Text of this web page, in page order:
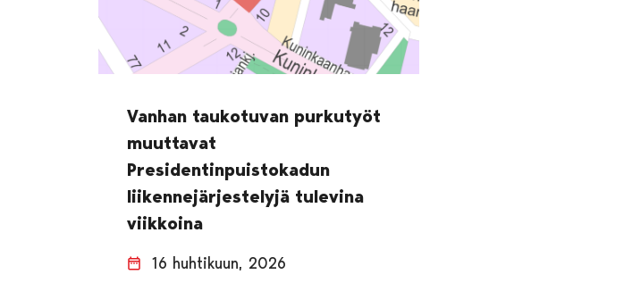
Vanhan taukotuvan purkutyöt
muuttavat
Presidentinpuistokadun
liikennejärjestelyjä tulevina
viikkoina
16 huhtikuun, 2026